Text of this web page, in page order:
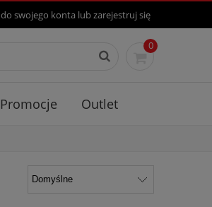
do swojego konta lubzarejestruj się
0
Promocje Outlet